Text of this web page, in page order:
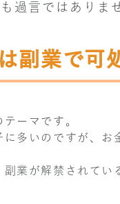
過言ではありま
副業で可
ーマです。
に多いのですが、
副業が解禁されてい